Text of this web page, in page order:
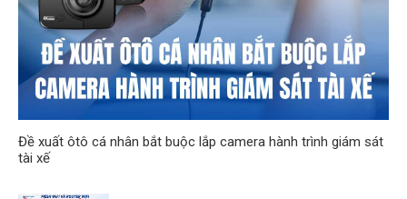
Đề xuất ôtô cá nhân bắt buộc lắp camera hành trình giám sát
tài xế